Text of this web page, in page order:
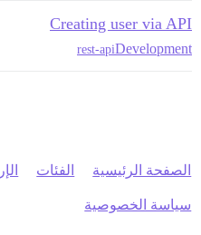
Creating user via API
Development
rest-api
الصفحة الرئيسية الفئات
سياسة الخصوصية